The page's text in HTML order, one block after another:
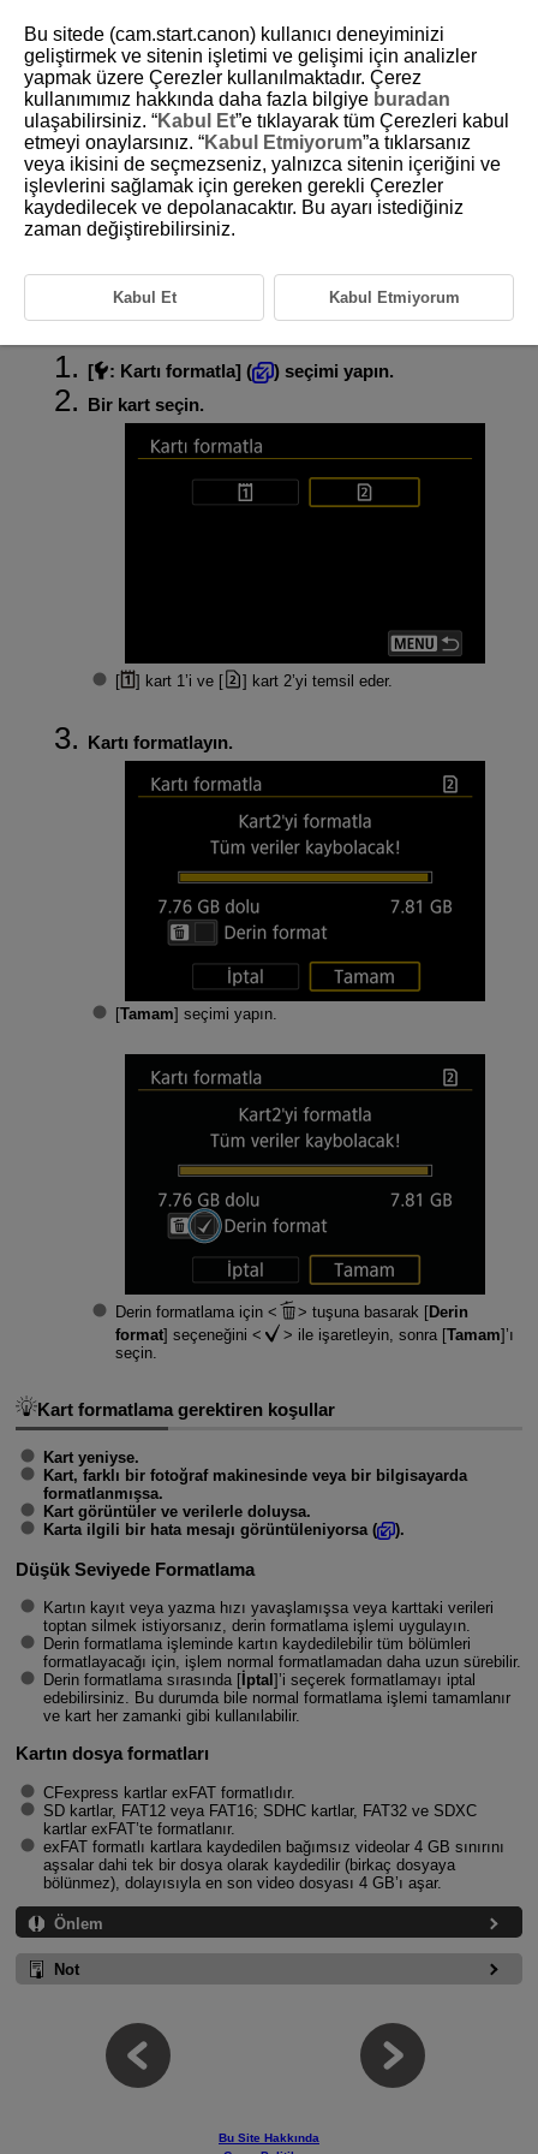
D388-206
Kart Formatlama
Kart yeniyse veya öncesinde başka bir makine veya bilgisayarda
formatlanmışsa (başlatılmışsa), kartı bu fotoğraf makinesinde
[ : Kartı formatla] (
) seçimi yapın.
Bir kart seçin.
[ ] kart 1’i ve [ ] kart 2’yi temsil eder.
Kartı formatlayın.
[Tamam] seçimi yapın.
Derin formatlama için tuşuna basarak [Derin
format] seçeneğini ile işaretleyin, sonra [Tamam]’ı
seçin.
Kart formatlama gerektiren koşullar
Kart yeniyse.
Kart, farklı bir fotoğraf makinesinde veya bir bilgisayarda
formatlanmışsa.
Kart görüntüler ve verilerle doluysa.
Karta ilgili bir hata mesajı görüntüleniyorsa (
).
Düşük Seviyede Formatlama
Kartın kayıt veya yazma hızı yavaşlamışsa veya karttaki verileri
toptan silmek istiyorsanız, derin formatlama işlemi uygulayın.
Derin formatlama işleminde kartın kaydedilebilir tüm bölümleri
formatlayacağı için, işlem normal formatlamadan daha uzun sürebilir.
Derin formatlama sırasında [İptal ]’i seçerek formatlamayı iptal
edebilirsiniz. Bu durumda bile normal formatlama işlemi tamamlanır
ve kart her zamanki gibi kullanılabilir.
Kartın dosya formatları
CFexpress kartlar exFAT formatlıdır.
SD kartlar, FAT12 veya FAT16; SDHC kartlar, FAT32 ve SDXC
kartlar exFAT’te formatlanır.
exFAT formatlı kartlara kaydedilen bağımsız videolar 4 GB sınırını
aşsalar dahi tek bir dosya olarak kaydedilir (birkaç dosyaya
bölünmez), dolayısıyla en son video dosyası 4 GB’ı aşar.
Önlem
Not
Bu Site Hakkında
Bu sitede (cam.start.canon) kullanıcı deneyiminizi
geliştirmek ve sitenin işletimi ve gelişimi için analizler
yapmak üzere Çerezler kullanılmaktadır. Çerez
kullanımımız hakkında daha fazla bilgiye buradan
ulaşabilirsiniz. “Kabul Et”e tıklayarak tüm Çerezleri kabul
etmeyi onaylarsınız. “Kabul Etmiyorum”a tıklarsanız
veya ikisini de seçmezseniz, yalnızca sitenin içeriğini ve
işlevlerini sağlamak için gereken gerekli Çerezler
kaydedilecek ve depolanacaktır. Bu ayarı istediğiniz
zaman değiştirebilirsiniz.
Kabul Et Kabul Etmiyorum